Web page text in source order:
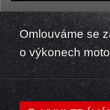
Omlouváme se
o výkonech